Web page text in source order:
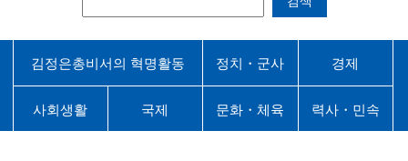
김정은총비서의 혁명활동 정치・군사 경제
사회생활 국제 문화・체육 력사・민속